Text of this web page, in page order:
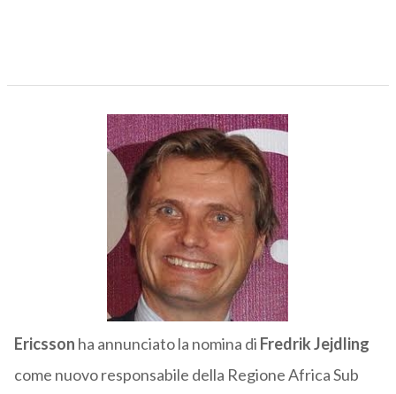
Ericsson ha annunciato la nomina di Fredrik Jejdling
come nuovo responsabile della Regione Africa Sub